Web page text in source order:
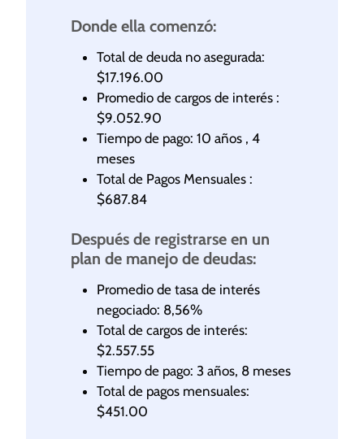
Donde ella comenzó:
Total de deuda no asegurada:
$17.196.00
Promedio de cargos de interés :
$9.052.90
Tiempo de pago: 10 años , 4
meses
Total de Pagos Mensuales :
$687.84
Después de registrarse en un
plan de manejo de deudas:
Promedio de tasa de interés
negociado: 8,56%
Total de cargos de interés:
$2.557.55
Tiempo de pago: 3 años, 8 meses
Total de pagos mensuales:
$451.00